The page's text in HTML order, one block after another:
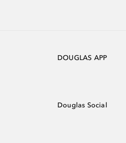
DOUGLAS APP
Douglas Social